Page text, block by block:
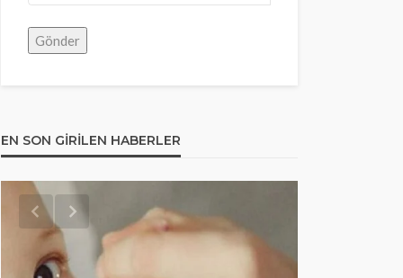
EN SON GIRILEN HABERLER